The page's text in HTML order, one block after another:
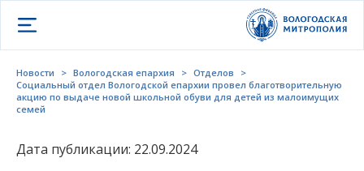
Открыть меню
Новости > Вологодская епархия > Отделов
>
Социальный отдел Вологодской епархии провел благотворительную
акцию по выдаче новой школьной обуви для детей из малоимущих
семей
Дата публикации: 22.09.2024